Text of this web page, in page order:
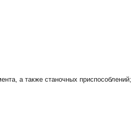
а также станочных приспособлений;